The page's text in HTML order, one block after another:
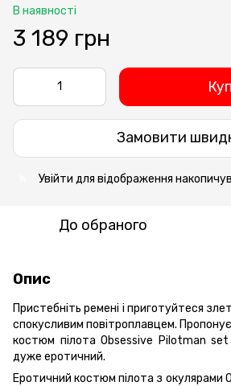
В наявності
3 189 грн
Замовити
Увійти для відображення
До обраного
Опис
Пристебніть ремені і приготуйтеся
спокусливим повітроплавцем.
костюм пілота Obsessive Pilotman
дуже еротичний.
Еротичний костюм пілота з окулярами